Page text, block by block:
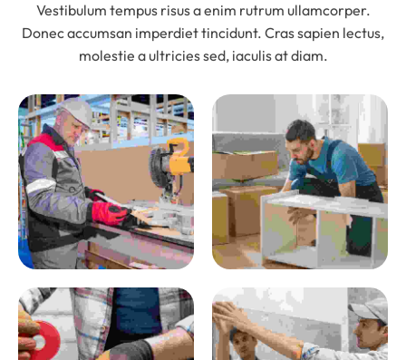
Vestibulum tempus risus a enim rutrum ullamcorper.
Donec accumsan imperdiet tincidunt. Cras sapien lectus,
molestie a ultricies sed, iaculis at diam.